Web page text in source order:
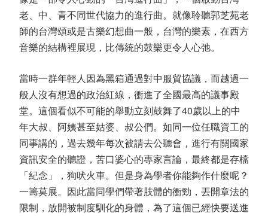
老、中、青不同世代協力的進行曲。就像聆聽郭芝苑老
師的台灣頌或是古樂幻想曲一般，台灣的樂素，在西方
音樂的結構裡展現，比傳統的鼓樂更令人心弛。
當時一群年輕人因為黑箱通過對中服貿協議，而越過一
般人沒有想過的政治紅線，衝進了全國最高的議事殿
堂。這個看似不可能的舉動立刻鼓舞了40歲以上的中
年大叔、阿姨甚至姑婆、叔公們。如同一位任職資工的
同事講的，過去幾年每次被請去公聽會，進行有關國家
資訊安全的聽證，苦口婆心的專家言論，最終都是存檔
「紀念」，狗吠火車。但是身為學者你能夠作什麼呢？
一籌莫展。因此當同學們帶著肢體的衝勁，丟開章法的
限制，放開被制度馴化的身體，為了這個已經快要送進